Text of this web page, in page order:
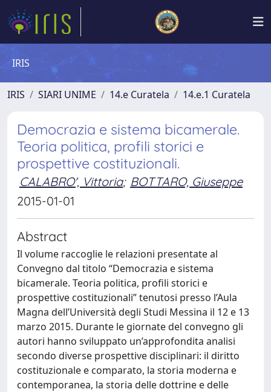
IRIS
IRIS SIARI UNIME 14.e Curatela 14.e.1 Curatela
Democrazia e sistema bicamerale.
Teoria politica, profili storici e
prospettive costituzionali.
CALABRO', Vittoria; BOTTARO, Giuseppe
2015-01-01
Abstract
Il volume raccoglie le relazioni presentate al
Convegno dal titolo “Democrazia e sistema
bicamerale. Teoria politica, profili storici e
prospettive costituzionali” tenutosi presso l’Aula
Magna dell’Università degli Studi Messina il 12 e 13
marzo 2015. Durante le giornate del convegno gli
autori hanno sviluppato un’approfondita analisi
secondo diverse prospettive disciplinari: il diritto
costituzionale e comparato, la storia moderna e
contemporanea, la storia delle dottrine e delle